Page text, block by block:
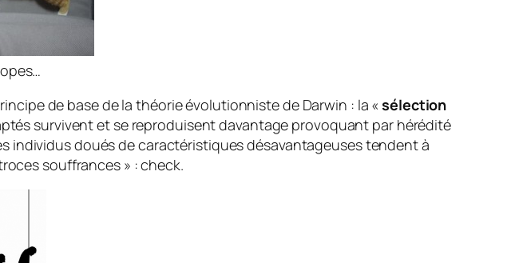
de base de la théorie évolutionniste de Darwin : la «sélection
survivent et se reproduisent davantage provoquant par hérédité
individus doués de caractéristiques désavantageuses tendent à
souffrances » :check.